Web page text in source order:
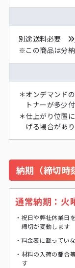
別途送料必要
※ この商品は分
＊オンデマンド
トナーが多少
＊仕上がり位置
げる場合があ
納期（締切時
通常納期：火
・ 祝日や弊社休業日
締切が変動します
・ 料金表に載ってい
・ 材料の入荷の都合
す